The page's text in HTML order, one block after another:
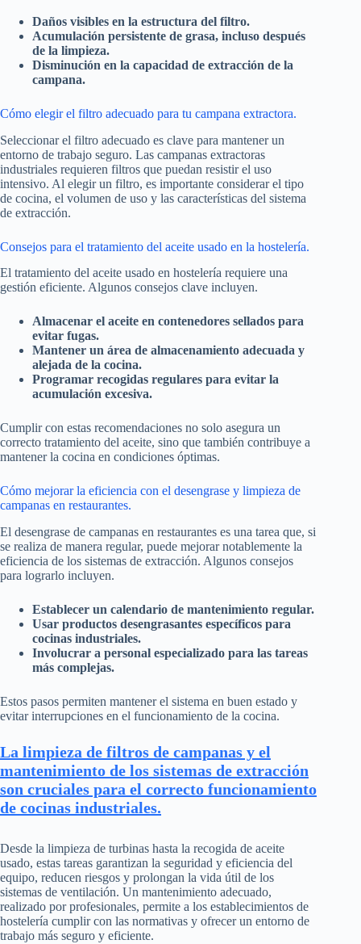
Daños visibles en la estructura del filtro.
Acumulación persistente de grasa, incluso después
de la limpieza.
Disminución en la capacidad de extracción de la
campana.
Cómo elegir el filtro adecuado para tu campana extractora.
Seleccionar el filtro adecuado es clave para mantener un
entorno de trabajo seguro. Las campanas extractoras
industriales requieren filtros que puedan resistir el uso
intensivo. Al elegir un filtro, es importante considerar el tipo
de cocina, el volumen de uso y las características del sistema
de extracción.
Consejos para el tratamiento del aceite usado en la hostelería.
El tratamiento del aceite usado en hostelería requiere una
gestión eficiente. Algunos consejos clave incluyen.
Almacenar el aceite en contenedores sellados para
evitar fugas.
Mantener un área de almacenamiento adecuada y
alejada de la cocina.
Programar recogidas regulares para evitar la
acumulación excesiva.
Cumplir con estas recomendaciones no solo asegura un
correcto tratamiento del aceite, sino que también contribuye a
mantener la cocina en condiciones óptimas.
Cómo mejorar la eficiencia con el desengrase y limpieza de
campanas en restaurantes.
El desengrase de campanas en restaurantes es una tarea que, si
se realiza de manera regular, puede mejorar notablemente la
eficiencia de los sistemas de extracción. Algunos consejos
para lograrlo incluyen.
Establecer un calendario de mantenimiento regular.
Usar productos desengrasantes específicos para
cocinas industriales.
Involucrar a personal especializado para las tareas
más complejas.
Estos pasos permiten mantener el sistema en buen estado y
evitar interrupciones en el funcionamiento de la cocina.
La limpieza de filtros de campanas y el
mantenimiento de los sistemas de extracción
son cruciales para el correcto funcionamiento
de cocinas industriales.
Desde la limpieza de turbinas hasta la recogida de aceite
usado, estas tareas garantizan la seguridad y eficiencia del
equipo, reducen riesgos y prolongan la vida útil de los
sistemas de ventilación. Un mantenimiento adecuado,
realizado por profesionales, permite a los establecimientos de
hostelería cumplir con las normativas y ofrecer un entorno de
trabajo más seguro y eficiente.